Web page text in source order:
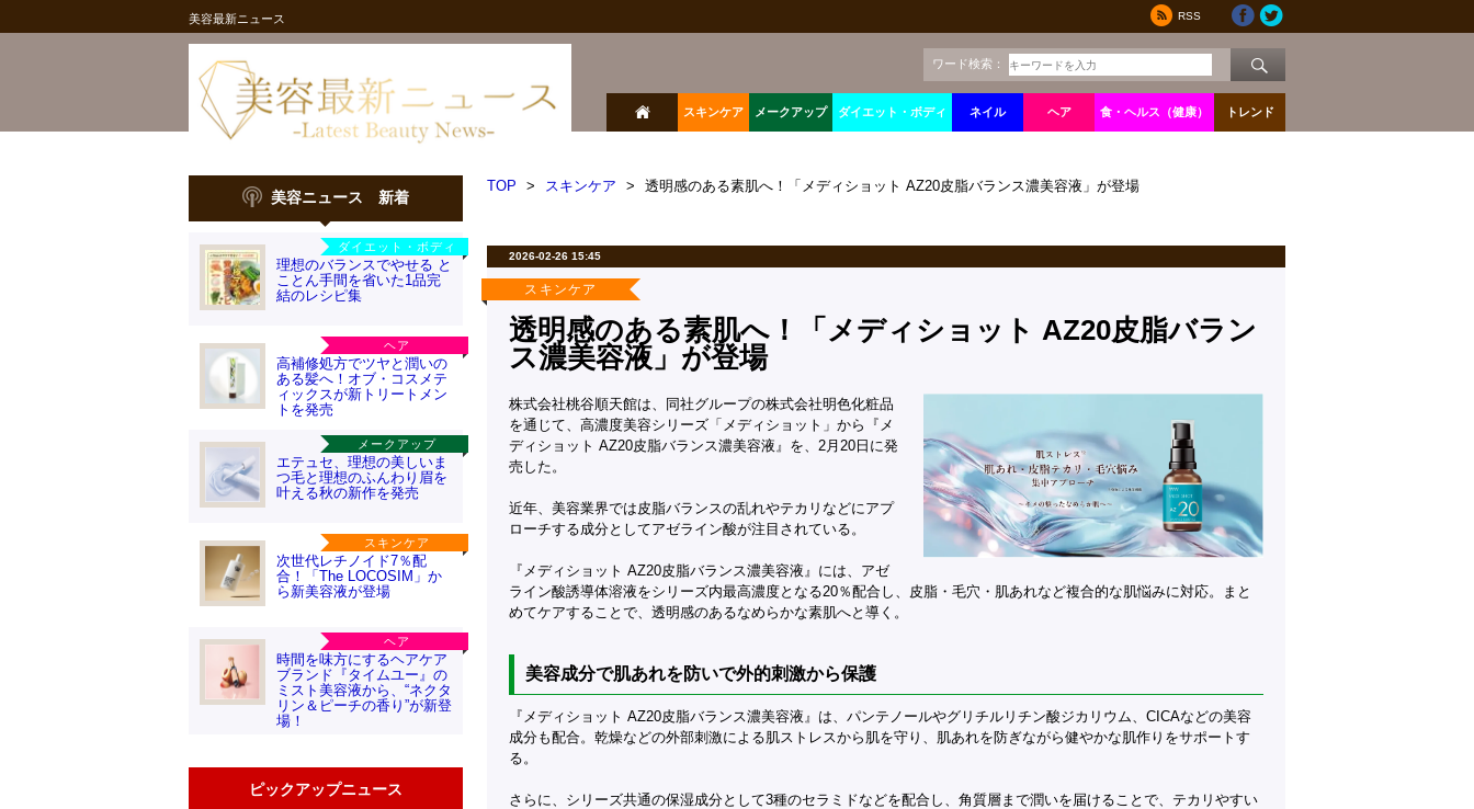
美容最新ニュース RSS
ワード検索：
スキンケア メークアップ ダイエット・ボディ ネイル ヘア 食・ヘルス（健康） トレンド
美容ニュース 新着
ダイエット・ボディ
理想のバランスでやせる と
ことん手間を省いた1品完
結のレシピ集
ヘア
高補修処方でツヤと潤いの
ある髪へ！オブ・コスメテ
ィックスが新トリートメン
トを発売
メークアップ
エテュセ、理想の美しいま
つ毛と理想のふんわり眉を
叶える秋の新作を発売
スキンケア
次世代レチノイド7％配
合！「The LOCOSIM」か
ら新美容液が登場
ヘア
時間を味方にするヘアケア
ブランド『タイムユー』の
ミスト美容液から、“ネクタ
リン＆ピーチの香り”が新登
場！
ピックアップニュース
TOP > スキンケア > 透明感のある素肌へ！「メディショット AZ20皮脂バランス濃美容液」が登場
2026-02-26 15:45
スキンケア
透明感のある素肌へ！「メディショット AZ20皮脂バラン
ス濃美容液」が登場
株式会社桃谷順天館は、同社グループの株式会社明色化粧品
を通じて、高濃度美容シリーズ「メディショット」から『メ
ディショット AZ20皮脂バランス濃美容液』を、2月20日に発
売した。
近年、美容業界では皮脂バランスの乱れやテカリなどにアプ
ローチする成分としてアゼライン酸が注目されている。
『メディショット AZ20皮脂バランス濃美容液』には、アゼ
ライン酸誘導体溶液をシリーズ内最高濃度となる20％配合し、皮脂・毛穴・肌あれなど複合的な肌悩みに対応。まと
めてケアすることで、透明感のあるなめらかな素肌へと導く。
美容成分で肌あれを防いで外的刺激から保護
『メディショット AZ20皮脂バランス濃美容液』は、パンテノールやグリチルリチン酸ジカリウム、CICAなどの美容
成分も配合。乾燥などの外部刺激による肌ストレスから肌を守り、肌あれを防ぎながら健やかな肌作りをサポートす
る。
さらに、シリーズ共通の保湿成分として3種のセラミドなどを配合し、角質層まで潤いを届けることで、テカリやすい